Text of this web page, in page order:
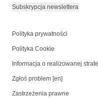
Subskrypcja newslettera
Polityka prywatności
Polityka Cookie
Informacja o realizowanej
Zgłoś problem [en]
Zastrzeżenia prawne